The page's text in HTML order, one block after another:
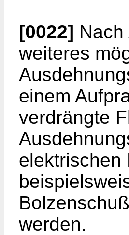
[0022]
weiteres
einem
verdrängte
elektrischen
werden.